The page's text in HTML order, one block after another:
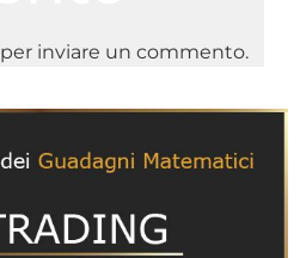
per inviare un commento.